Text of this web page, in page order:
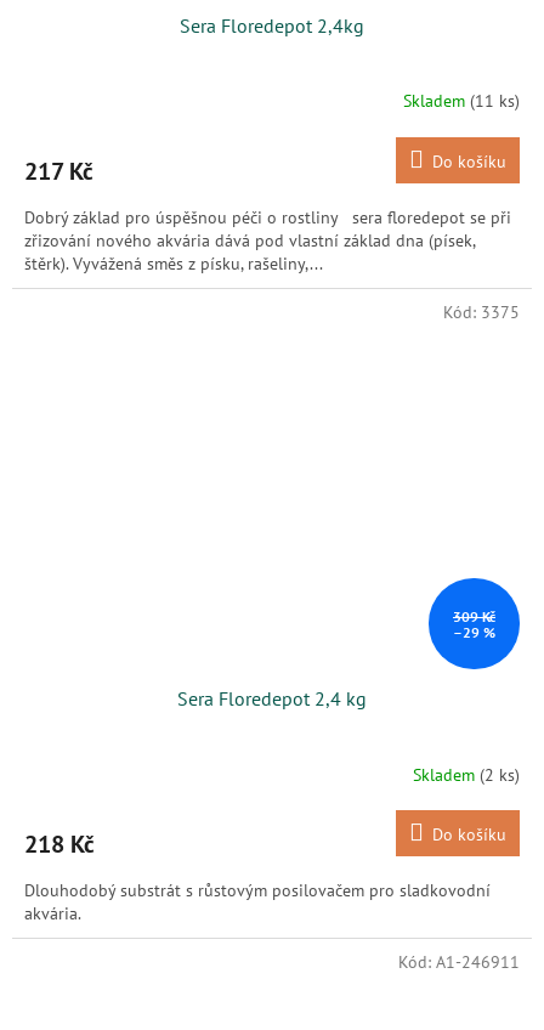
Sera Floredepot 2,4kg
Skladem (11 ks)
217 Kč Do košíku
Dobrý základ pro úspěšnou péči o rostliny sera floredepot se při
zřizování nového akvária dává pod vlastní základ dna (písek,
štěrk). Vyvážená směs z písku, rašeliny,...
309 Kč
–29 %
Sera Floredepot 2,4 kg
Skladem (2 ks)
218 Kč Do košíku
Dlouhodobý substrát s růstovým posilovačem pro sladkovodní
akvária.
Kód: 3375
Kód: A1-246911